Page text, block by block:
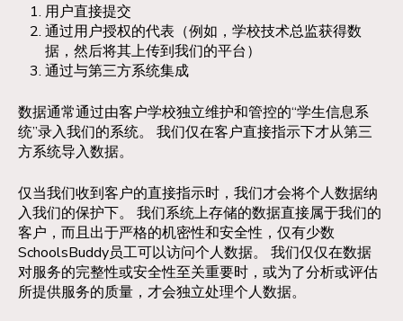
用户直接提交
通过用户授权的代表（例如，学校技术总监获得数
据，然后将其上传到我们的平台）
通过与第三方系统集成
数据通常通过由客户学校独立维护和管控的“学生信息系
统”录入我们的系统。 我们仅在客户直接指示下才从第三
方系统导入数据。
仅当我们收到客户的直接指示时，我们才会将个人数据纳
入我们的保护下。 我们系统上存储的数据直接属于我们的
客户，而且出于严格的机密性和安全性，仅有少数
SchoolsBuddy员工可以访问个人数据。 我们仅仅在数据
对服务的完整性或安全性至关重要时，或为了分析或评估
所提供服务的质量，才会独立处理个人数据。